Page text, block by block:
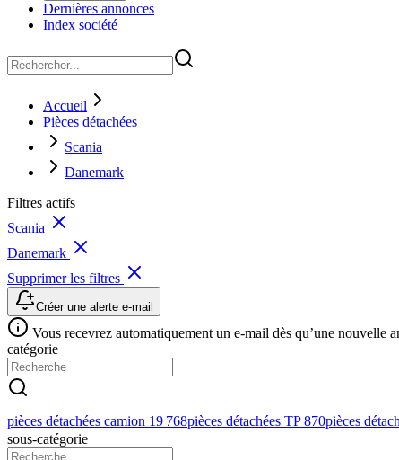
Dernières annonces
Index société
Accueil
Pièces détachées
Scania
Danemark
Filtres actifs
Scania
Danemark
Supprimer les filtres
Créer une alerte e-mail
Vous recevrez automatiquement un e-mail dès qu’une nouvelle
catégorie
pièces détachées camion 19 768pièces détachées TP870pièces
sous-catégorie